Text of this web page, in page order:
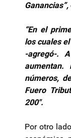
Ganancias”,
“En el
los cuales
-agregó-.
números,
Fuero
200″.
Por otro